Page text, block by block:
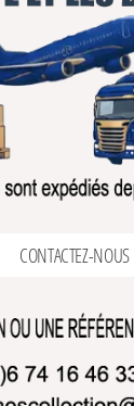
CONTACTEZ-NOUS